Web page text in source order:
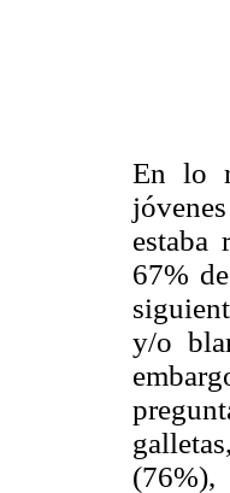
En lo
estaba
67%
y/o
(76%),